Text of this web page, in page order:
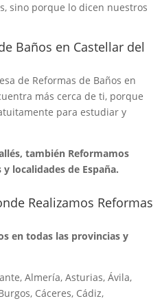
sino porque lo dicen nuestros
Baños en Castellar del
de Reformas de Baños en
más cerca de ti, porque
para estudiar y
también Reformamos
localidades de España.
Realizamos Reformas
en todas las provincias y
Almería, Asturias, Ávila,
Cáceres, Cádiz,